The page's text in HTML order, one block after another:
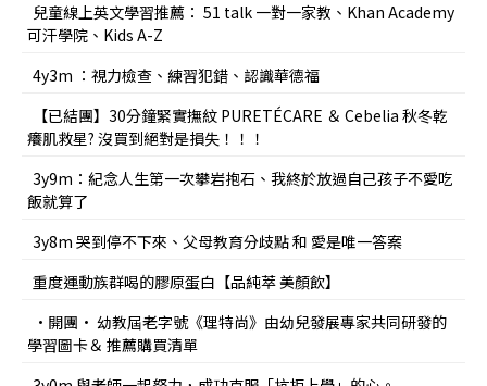
兒童線上英文學習推薦： 51 talk 一對一家教、Khan Academy
可汗學院、Kids A-Z
4y3m ：視力檢查、練習犯錯、認識華德福
【已結團】30分鐘緊實撫紋 PURETÉCARE ＆ Cebelia 秋冬乾
癢肌救星? 沒買到絕對是損失！！！
3y9m：紀念人生第一次攀岩抱石、我終於放過自己孩子不愛吃
飯就算了
3y8m 哭到停不下來、父母教育分歧點 和 愛是唯一答案
重度運動族群喝的膠原蛋白【品純萃 美顏飲】
•開團• 幼教屆老字號《理特尚》由幼兒發展專家共同研發的
學習圖卡＆ 推薦購買清單